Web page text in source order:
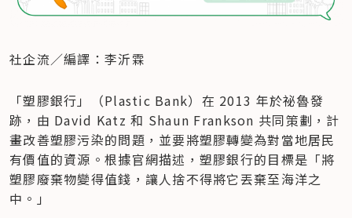
社企流／編譯：李沂霖
「塑膠銀行」（Plastic Bank）在 2013 年於祕魯發
跡，由 David Katz 和 Shaun Frankson 共同策劃，計
畫改善塑膠污染的問題，並要將塑膠轉變為對當地居民
有價值的資源。根據官網描述，塑膠銀行的目標是「將
塑膠廢棄物變得值錢，讓人捨不得將它丟棄至海洋之
中。」